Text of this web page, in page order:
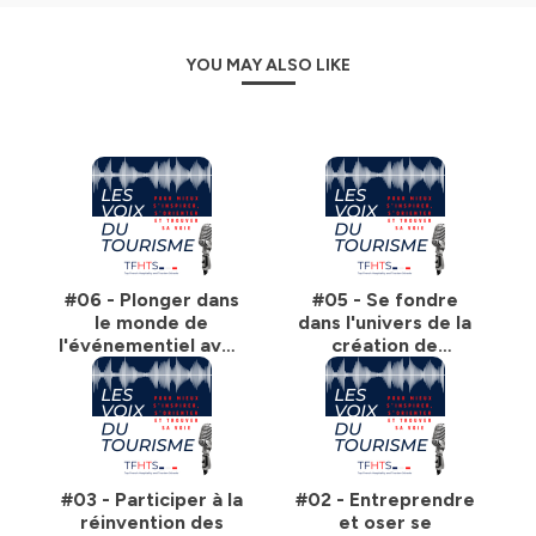
YOU MAY ALSO LIKE
#06 - Plonger dans
le monde de
l'événementiel avec
Pierre-Louis
Roucaries, OT de
Mandelieu la
Napoule, Unimev,
Linkeus
#05 - Se fondre
dans l'univers de la
création de
nouveaux modèles
avec Alix Gautier,
COO et Co-
fondatrice
d'Explora Project
#03 - Participer à la
réinvention des
#02 - Entreprendre
et oser se